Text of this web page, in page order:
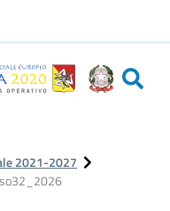
2021-2027